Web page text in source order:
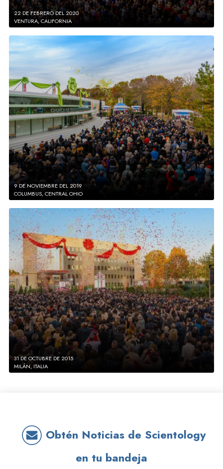
22 DE FEBRERO DEL 2020
VENTURA, CALIFORNIA
9 DE NOVIEMBRE DEL 2019
COLUMBUS, CENTRAL OHIO
31 DE OCTUBRE DE 2015
MILÁN, ITALIA
Obtén Noticias de Scientology
en tu bandeja